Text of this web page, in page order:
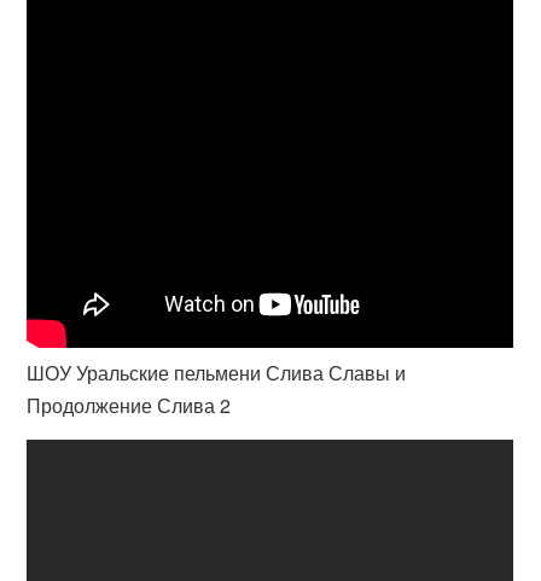
ШОУ Уральские пельмени Слива Славы и
Продолжение Слива 2